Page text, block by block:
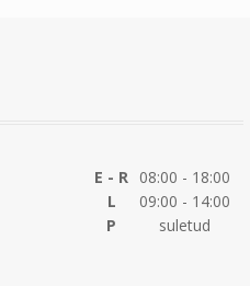
E - R 08:00 - 18:00
L
09:00 - 14:00
P
suletud